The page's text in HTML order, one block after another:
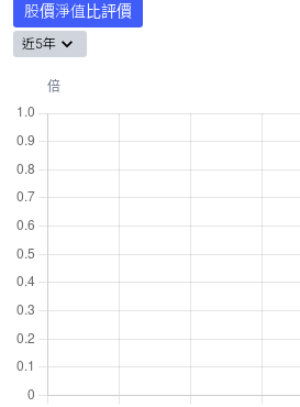
股價淨值比評價
近5年